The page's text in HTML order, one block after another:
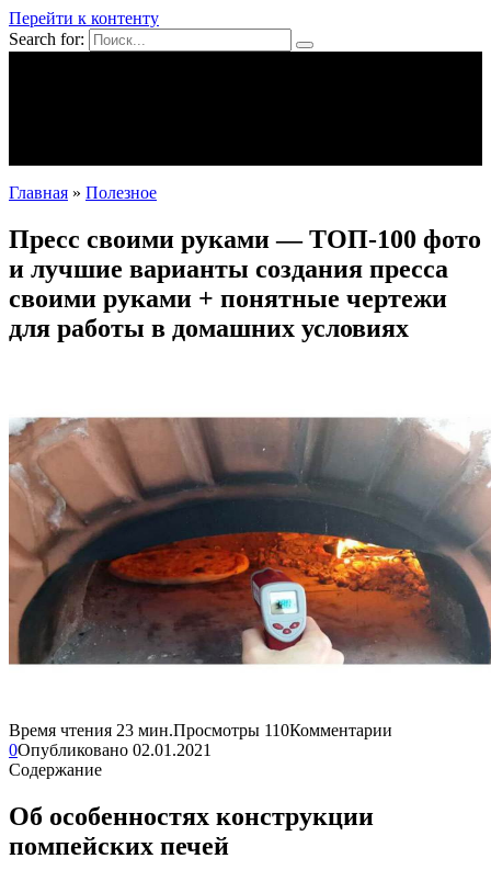
Перейти к контенту
Search for:
Главная » Полезное
Пресс своими руками — ТОП-100 фото
и лучшие варианты создания пресса
своими руками + понятные чертежи
для работы в домашних условиях
Время чтения 23 мин.Просмотры 110Комментарии
0Опубликовано 02.01.2021
Содержание
Об особенностях конструкции
помпейских печей